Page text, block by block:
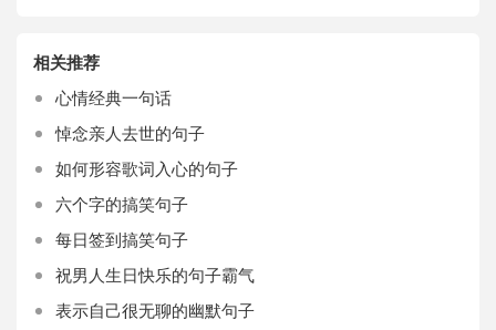
相关推荐
心情经典一句话
悼念亲人去世的句子
如何形容歌词入心的句子
六个字的搞笑句子
每日签到搞笑句子
祝男人生日快乐的句子霸气
表示自己很无聊的幽默句子